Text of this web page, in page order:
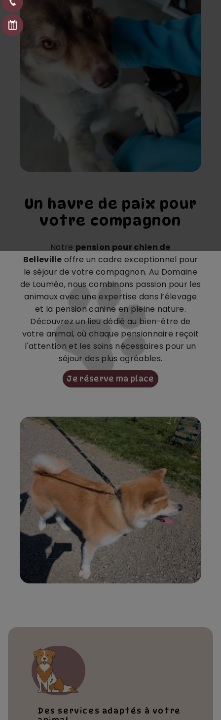
Un havre de paix pour
votre compagnon
Notre pension pour chien de
Belleville offre un cadre exceptionnel pour
le séjour de votre compagnon. Au Domaine
de Louméo, nous combinons passion pour les
animaux avec une expertise dans l’élevage
et la pension canine en pleine nature.
Découvrez un lieu dédié au bien-être de
votre animal, où chaque pensionnaire reçoit
l'attention et les soins nécessaires pour un
séjour des plus agréables.
Je réserve ma place
Des services adaptés à votre